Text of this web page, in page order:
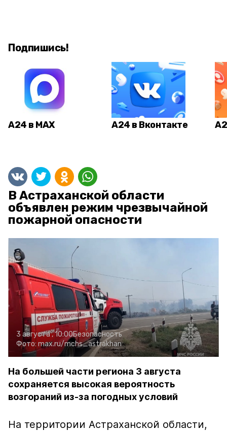
Подпишись!
А24 в MAX А24 в Вконтакте
В Астраханской области
объявлен режим чрезвычайной
пожарной опасности
3 августа , 10:00Безопасность
Фото: max.ru/mchs_astrakhan
На большей части региона 3 августа
сохраняется высокая вероятность
возгораний из-за погодных условий
На территории Астраханской области,